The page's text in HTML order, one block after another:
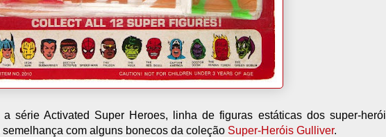
série Activated Super Heroes, linha de figuras estáticas dos super-
com alguns bonecos da coleção Super-Heróis Gulliver.